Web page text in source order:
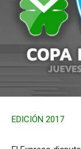
EDICIÓN 2017